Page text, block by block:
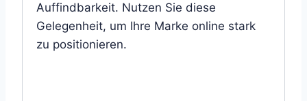
Auffindbarkeit. Nutzen Sie diese
Gelegenheit, um Ihre Marke online stark
zu positionieren.